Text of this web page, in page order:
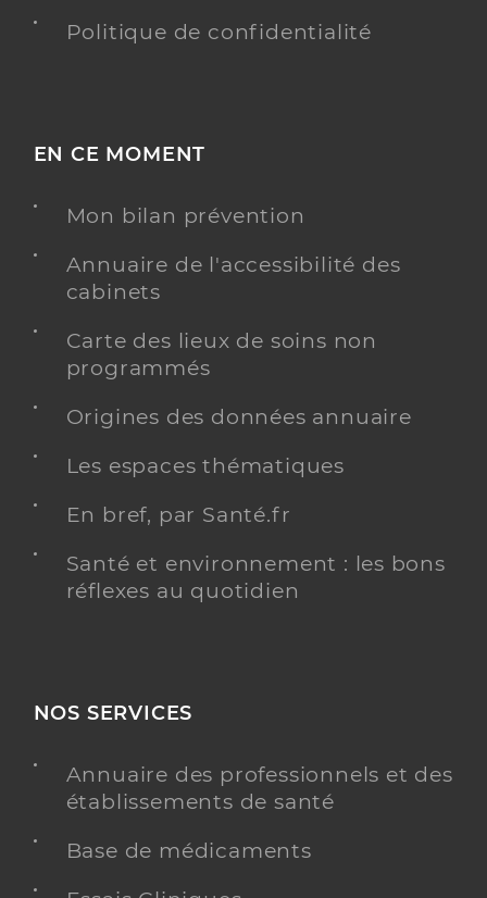
Politique de confidentialité
EN CE MOMENT
Mon bilan prévention
Annuaire de l'accessibilité des
cabinets
Carte des lieux de soins non
programmés
Origines des données annuaire
Les espaces thématiques
En bref, par Santé.fr
Santé et environnement : les bons
réflexes au quotidien
NOS SERVICES
Annuaire des professionnels et des
établissements de santé
Base de médicaments